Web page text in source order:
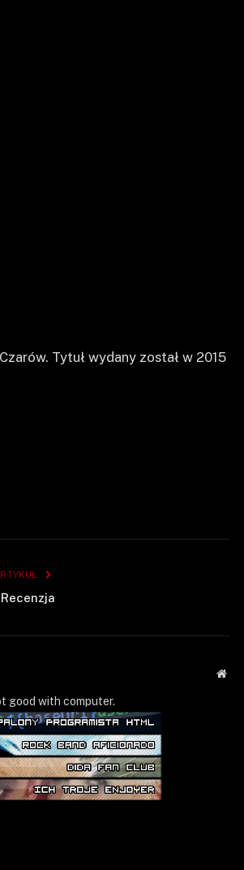
Tytuł wydany został w 2015
Recenzja
good with computer.